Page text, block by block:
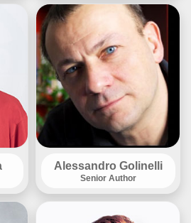
Alessandro Golinelli
Senior Author